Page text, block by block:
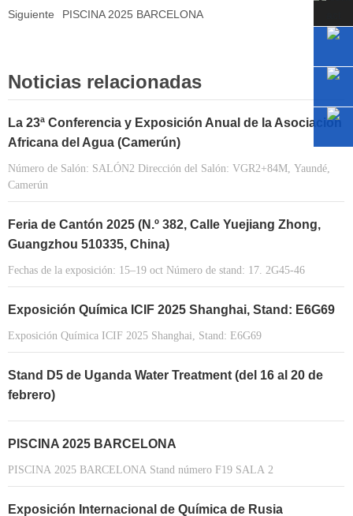
PISCINA 2025 BARCELONA
Siguiente
Noticias relacionadas
La 23ª Conferencia y Exposición Anual de la Asociación
Africana del Agua (Camerún)
Número de Salón: SALÓN2 Dirección del Salón: VGR2+84M, Yaundé,
Camerún
Feria de Cantón 2025 (N.º 382, Calle Yuejiang Zhong,
Guangzhou 510335, China)
Fechas de la exposición: 15–19 oct Número de stand: 17. 2G45-46
Exposición Química ICIF 2025 Shanghai, Stand: E6G69
Exposición Química ICIF 2025 Shanghai, Stand: E6G69
Stand D5 de Uganda Water Treatment (del 16 al 20 de
febrero)
PISCINA 2025 BARCELONA
PISCINA 2025 BARCELONA Stand número F19 SALA 2
Exposición Internacional de Química de Rusia